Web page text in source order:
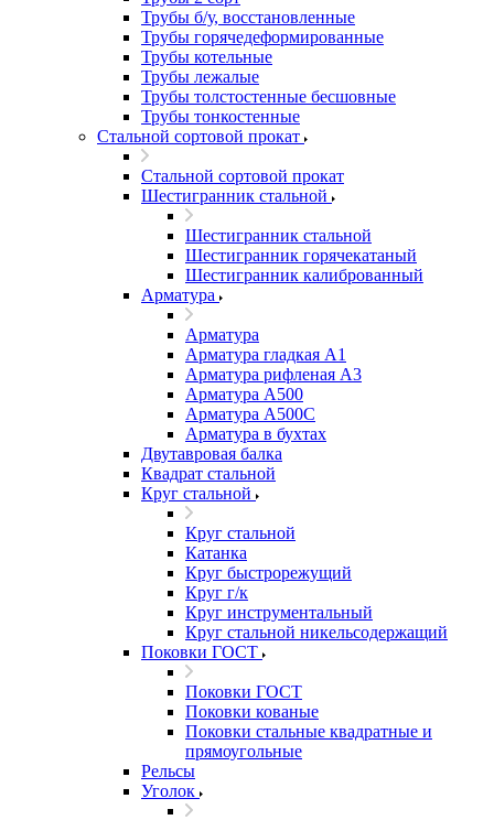
Трубы б/у, восстановленные
Трубы горячедеформированные
Трубы котельные
Трубы лежалые
Трубы толстостенные бесшовные
Трубы тонкостенные
Стальной сортовой прокат
Стальной сортовой прокат
Шестигранник стальной
Шестигранник стальной
Шестигранник горячекатаный
Шестигранник калиброванный
Арматура
Арматура
Арматура гладкая А1
Арматура рифленая А3
Арматура А500
Арматура А500С
Арматура в бухтах
Двутавровая балка
Квадрат стальной
Круг стальной
Круг стальной
Катанка
Круг быстрорежущий
Круг г/к
Круг инструментальный
Круг стальной никельсодержащий
Поковки ГОСТ
Поковки ГОСТ
Поковки кованые
Поковки стальные квадратные и
прямоугольные
Рельсы
Уголок